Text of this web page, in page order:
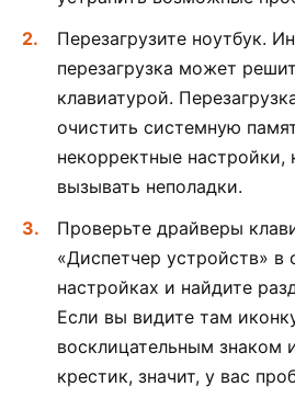
Перезагрузите ноутбук.
перезагрузка может
клавиатурой.
очистить системную
некорректные настройки,
вызывать неполадки.
Проверьте драйверы
«Диспетчер устройств» в
настройках и найдите
Если вы видите там
восклицательным знаком
крестик, значит, у вас